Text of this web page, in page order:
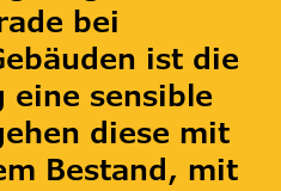
bei
ist die
eine sensible
diese mit
Bestand, mit